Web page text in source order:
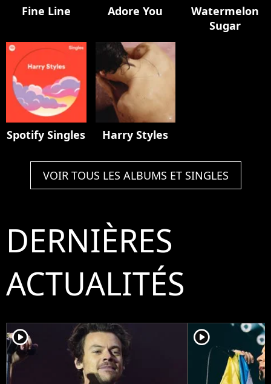
Fine Line Adore You
Watermelon
Sugar
Spotify Singles Harry Styles
VOIR TOUS LES ALBUMS ET SINGLES
DERNIÈRES
ACTUALITÉS
player2 player2